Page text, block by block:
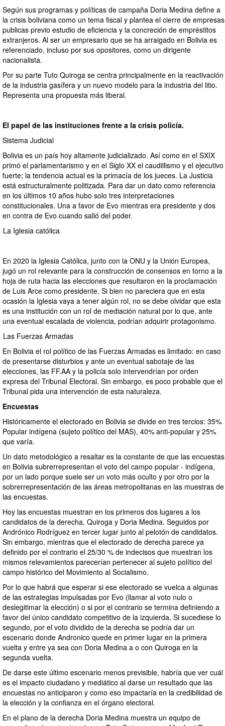
Según sus programas y políticas de campaña Doria Medina define a
la crisis boliviana como un tema fiscal y plantea el cierre de empresas
publicas previo estudio de eficiencia y la concreción de empréstitos
extranjeros. Al ser un empresario que se ha arraigado en Bolivia es
referenciado, incluso por sus opositores, como un dirigente
nacionalista.
Por su parte Tuto Quiroga se centra principalmente en la reactivación
de la industria gasífera y un nuevo modelo para la industria del litio.
Representa una propuesta más liberal.
El papel de las instituciones frente a la crisis policía.
Sistema Judicial
Bolivia es un país hoy altamente judicializado. Así como en el SXIX
primó el parlamentarismo y en el Siglo XX el caudillismo y el ejecutivo
fuerte; la tendencia actual es la primacía de los jueces. La Justicia
está estructuralmente politizada. Para dar un dato como referencia
en los últimos 10 años hubo solo tres interpretaciones
constitucionales. Una a favor de Evo mientras era presidente y dos
en contra de Evo cuando salió del poder.
La Iglesia católica
En 2020 la Iglesia Católica, junto con la ONU y la Unión Europea,
jugó un rol relevante para la construcción de consensos en torno a la
hoja de ruta hacia las elecciones que resultaron en la proclamación
de Luis Arce como presidente. Si bien no pareciera que en esta
ocasión la Iglesia vaya a tener algún rol, no se debe olvidar que esta
es una institución con un rol de mediación natural por lo que, ante
una eventual escalada de violencia, podrían adquirir protagonismo.
Las Fuerzas Armadas
En Bolivia el rol político de las Fuerzas Armadas es limitado: en caso
de presentarse disturbios y ante un eventual sabotaje de las
elecciones, las FF.AA y la policía solo intervendrían por orden
expresa del Tribunal Electoral. Sin embargo, es poco probable que el
Tribunal pida una intervención de esta naturaleza.
Encuestas
Históricamente el electorado en Bolivia se divide en tres tercios: 35%
Popular indígena (sujeto político del MAS), 40% anti-popular y 25%
que varía.
Un dato metodológico a resaltar es la constante de que las encuestas
en Bolivia subrerrepresentan el voto del campo popular - indígena,
por un lado porque suele ser un voto más oculto y por otro por la
sobrerrepresentación de las áreas metropolitanas en las muestras de
las encuestas.
Hoy las encuestas muestran en los primeros dos lugares a los
candidatos de la derecha, Quiroga y Doria Medina. Seguidos por
Andrónico Rodríguez en tercer lugar junto al pelotón de candidatos.
Sin embargo, mientras que el electorado de derecha parece ya
definido por el contrario el 25/30 % de indecisos que muestran los
mismos relevamientos parecerían pertenecer al sujeto político del
campo histórico del Movimiento al Socialismo.
Por lo que habrá que esperar si ese electorado se vuelca a algunas
de las estrategias impulsadas por Evo (llamar al voto nulo o
deslegitimar la elección) o si por el contrario se termina definiendo a
favor del único candidato competitivo de la izquierda. Si sucediese lo
segundo, por el voto dividido de la derecha se podría dar un
escenario donde Andronico quede en primer lugar en la primera
vuelta y entre ya sea con Doria Medina a o con Quiroga en la
segunda vuelta.
De darse este último escenario menos previsible, habría que ver cuál
es el impacto ciudadano y mediático al darse un resultado que las
encuestas no anticiparon y como eso impactaría en la credibilidad de
la elección y la confianza en el órgano electoral.
En el plano de la derecha Doria Medina muestra un equipo de